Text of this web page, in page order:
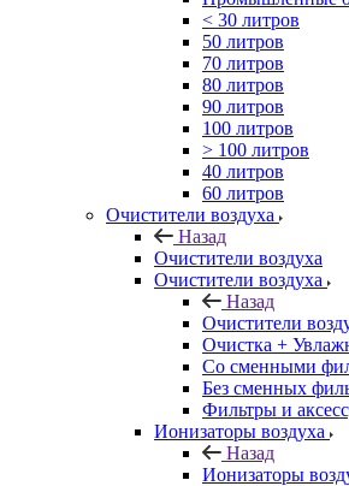
< 30 литров
50 литров
70 литров
80 литров
90 литров
100 литров
> 100 литров
40 литров
60 литров
Очистители воздуха
Назад
Очистители воздуха
Очистители воздуха
Назад
Очистители
Очистка +
Cо сменными
Без сменных
Фильтры и
Ионизаторы воздуха
Назад
Ионизаторы